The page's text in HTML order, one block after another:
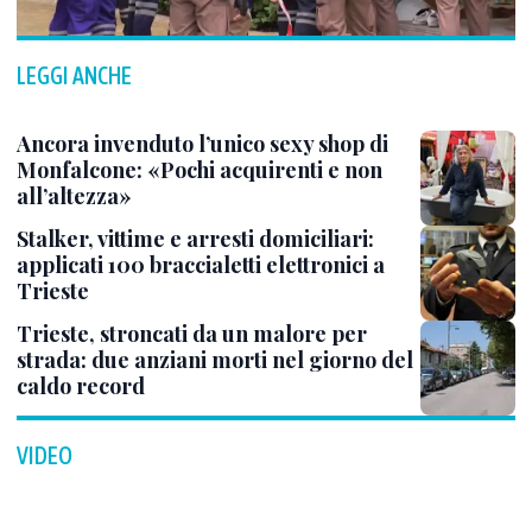
LEGGI ANCHE
Ancora invenduto l’unico sexy shop di
Monfalcone: «Pochi acquirenti e non
all’altezza»
Stalker, vittime e arresti domiciliari:
applicati 100 braccialetti elettronici a
Trieste
Trieste, stroncati da un malore per
strada: due anziani morti nel giorno del
caldo record
VIDEO